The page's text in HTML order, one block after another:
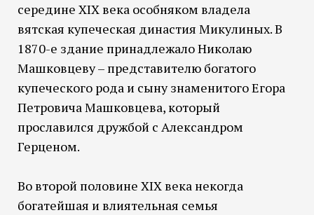
середине XIX века особняком владела
вятская купеческая династия Микулиных. В
1870-е здание принадлежало Николаю
Машковцеву – представителю богатого
купеческого рода и сыну знаменитого Егора
Петровича Машковцева, который
прославился дружбой с Александром
Герценом.
Во второй половине XIX века некогда
богатейшая и влиятельная семья